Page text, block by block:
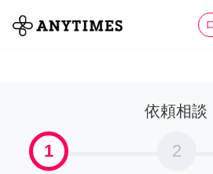
全て
依頼相談
1 2